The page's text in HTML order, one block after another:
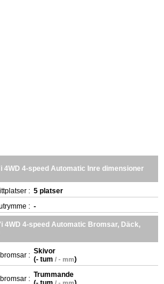
4WD 4-speed Automatic Inre dimensioner
: 5 platser
: -
4WD 4-speed Automatic Bromsar, Däck,
: Skivor
(- tum / - mm)
: Trummande